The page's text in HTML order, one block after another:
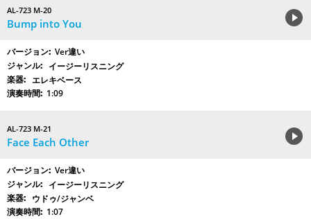
AL-723 M-20
Bump into You
Ver違い
イージーリスニング
エレキベース
1:09
AL-723 M-21
Face Each Other
Ver違い
イージーリスニング
ウドゥ/ジャンベ
1:07